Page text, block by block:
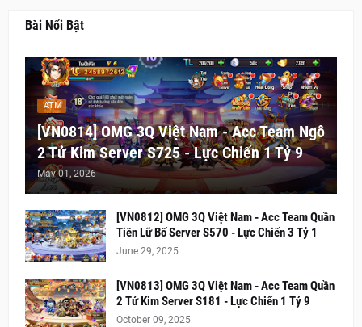
Bài Nổi Bật
ATM
[VN0814] OMG 3Q Việt Nam - Acc Team Ngô
2 Tử Kim Server S725 - Lực Chiến 1 Tỷ 9
May 01, 2026
[VN0812] OMG 3Q Việt Nam - Acc Team Quần
Tiên Lữ Bố Server S570 - Lực Chiến 3 Tỷ 1
June 29, 2025
[VN0813] OMG 3Q Việt Nam - Acc Team Quần
2 Tử Kim Server S181 - Lực Chiến 1 Tỷ 9
October 09, 2025